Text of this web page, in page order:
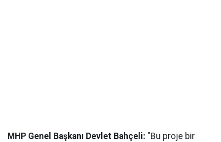
MHP Genel Başkanı Devlet Bahçeli: "Bu proje bir